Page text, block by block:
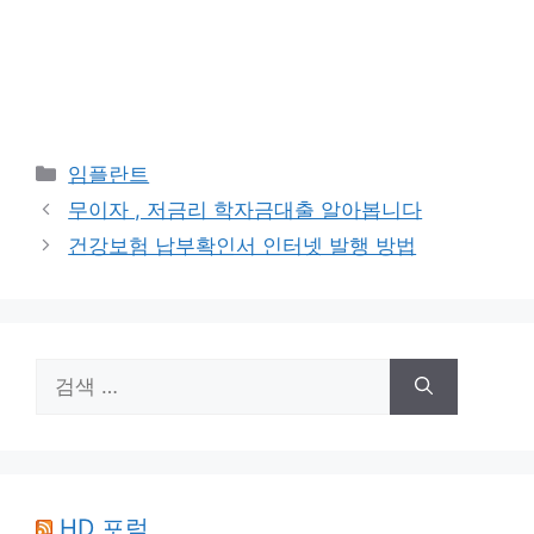
카
테
고
리
임플란트
무이자 , 저금리 학자금대출 알아봅니다
건강보험 납부확인서 인터넷 발행 방법
색:
HD 포럼